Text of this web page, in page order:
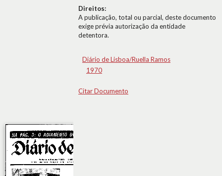
Direitos:
A publicação, total ou parcial, deste documento
exige prévia autorização da entidade
detentora.
Diário de Lisboa/Ruella Ramos
1970
Citar Documento